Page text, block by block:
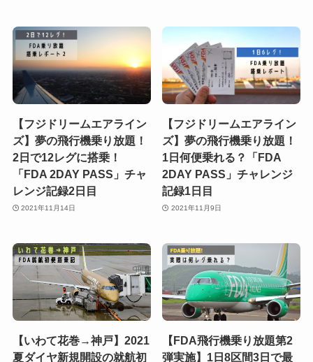
【フジドリームエアライン
ズ】夢の飛行機乗り放題！
2日で12レグに搭乗！
「FDA 2DAY PASS」チャ
レンジ記録2日目
2021年11月14日
【フジドリームエアライン
ズ】夢の飛行機乗り放題！
1日何便乗れる？「FDA
2DAY PASS」チャレンジ
記録1日目
2021年11月9日
【いわて花巻→神戸】2021
夏ダイヤ新規開設の就航初
【FDA飛行機乗り放題第2
弾実施】1日8区間3日で最